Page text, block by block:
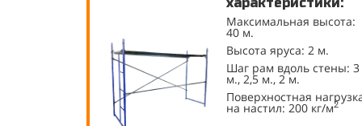
Максимальная высота:
40 м.
Высота яруса: 2 м.
Шаг рам вдоль стены: 3
м., 2,5 м., 2 м.
Поверхностная
на настил: 200 кг/м2